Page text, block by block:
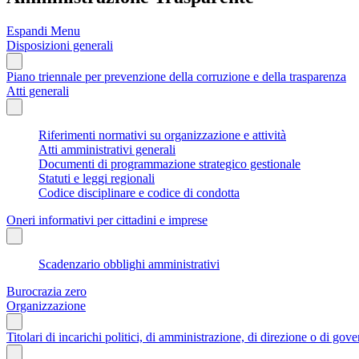
Espandi Menu
Disposizioni generali
Piano triennale per prevenzione della corruzione e della trasparenza
Atti generali
Riferimenti normativi su organizzazione e attività
Atti amministrativi generali
Documenti di programmazione strategico gestionale
Statuti e leggi regionali
Codice disciplinare e codice di condotta
Oneri informativi per cittadini e imprese
Scadenzario obblighi amministrativi
Burocrazia zero
Organizzazione
Titolari di incarichi politici, di amministrazione, di direzione o di